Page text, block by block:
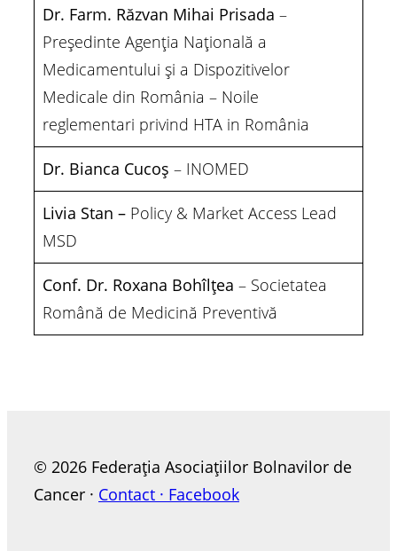
Dr. Farm. Răzvan Mihai Prisada –
Președinte Agenția Națională a
Medicamentului și a Dispozitivelor
Medicale din România – Noile
reglementari privind HTA in România
Dr. Bianca Cucoș – INOMED
Livia Stan – Policy & Market Access Lead
MSD
Conf. Dr. Roxana Bohîlțea – Societatea
Română de Medicină Preventivă
© 2026 Federația Asociațiilor Bolnavilor de
Cancer · Contact · Facebook